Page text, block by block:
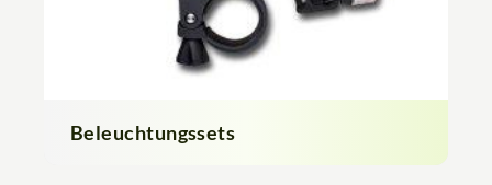
Beleuchtungssets